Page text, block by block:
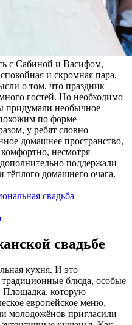
с Сабиной и Васифом,
и скромная пара.
о том, что праздник
гостей. Но необходимо
придумали необычное
по форме
у ребят словно
домашнее пространство,
несмотря
поддержали
тёплого домашнего очага.
свадьбе
кухня. И это
традиционные блюда, особые
Площадка, которую
европейское меню,
молодожёнов пригласили